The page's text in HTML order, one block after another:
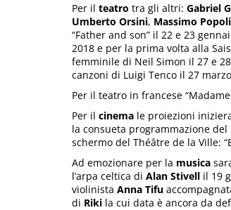
Per il teatro tra gli altri: Gabriel
Umberto Orsini, Massimo
“Father and son” il 22 e 23
2018 e per la prima volta alla
femminile di Neil Simon il 27 e
canzoni di Luigi Tenco il 27
Per il teatro in francese
Per il cinema le proiezioni
la consueta programmazione
schermo del Théâtre de la Ville:
Ad emozionare per la musica
l’arpa celtica di Alan Stivell il 19
violinista Anna Tifu
di Riki la cui data è ancora da